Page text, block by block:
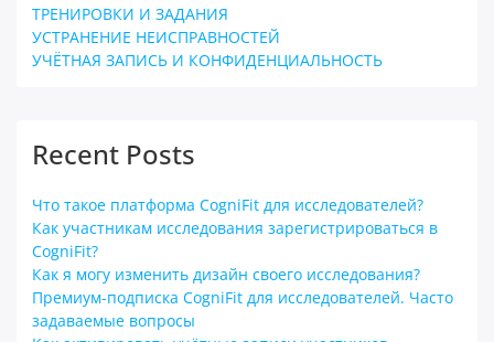
ТРЕНИРОВКИ И ЗАДАНИЯ
УСТРАНЕНИЕ НЕИСПРАВНОСТЕЙ
УЧЁТНАЯ ЗАПИСЬ И КОНФИДЕНЦИАЛЬНОСТЬ
Recent Posts
Что такое платформа CogniFit для исследователей?
Как участникам исследования зарегистрироваться в
CogniFit?
Как я могу изменить дизайн своего исследования?
Премиум-подписка CogniFit для исследователей. Часто
задаваемые вопросы